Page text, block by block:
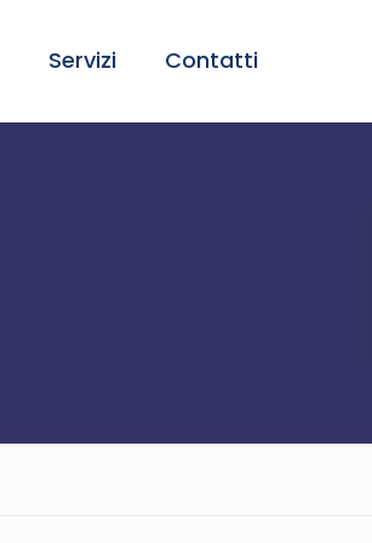
Servizi Contatti